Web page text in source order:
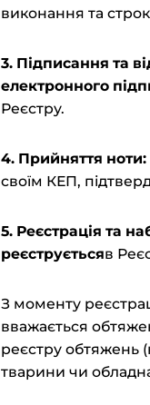
виконання та
3. Підписання та в
електронного
Реєстру.
4. Прийняття ноти:
своїм КЕП,
5. Реєстрація та н
реєструєтьсяв
З моменту
вважається
реєстру обтяжень
тварини чи